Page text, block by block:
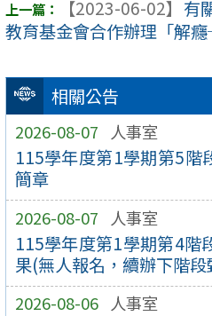
相關公告
2026-08-07 人事室
115學年度第1學期第5階
簡章
2026-08-07 人事室
115學年度第1學期第4階
果(無人報名，續辦下階段
2026-08-06 人事室
【2023-06-02】 有
教育基金會合作辦理「解